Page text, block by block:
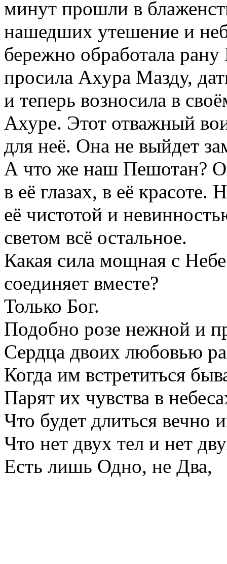
минут прошли в
нашедших утешение и
бережно обработала
просила Ахура Мазду,
и теперь возносила в
Ахуре. Этот отважный
для неё. Она не выйдет
А что же наш Пешотан?
в её глазах, в её
её чистотой и
светом всё остальное.
Какая сила мощная с
соединяет вместе?
Только Бог.
Подобно розе нежной и
Сердца двоих любовью
Когда им встретиться
Парят их чувства в
Что будет длиться вечно
Что нет двух тел и нет
Есть лишь Одно, не Два,